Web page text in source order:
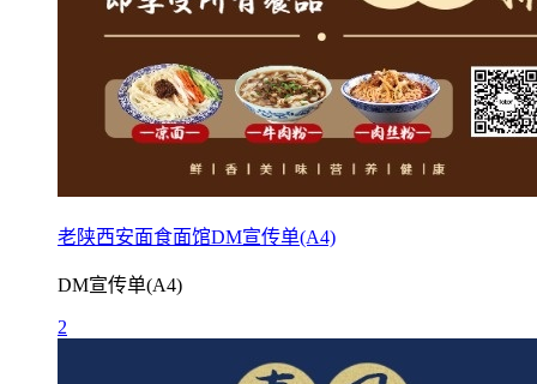
老陕西安面食面馆DM宣传单(A4)
DM宣传单(A4)
2